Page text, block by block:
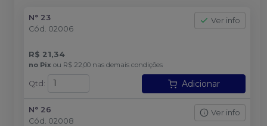
N° 23
Cód. 02006
Ver info
R$ 21,34
no Pix ou R$ 22,00 nas demais condições
Qtd : Adicionar
N° 26
Cód. 02008
Ver info